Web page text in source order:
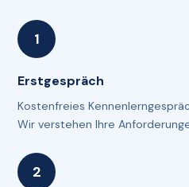
Erstgespräch
Kostenfreies
Wir verstehen Ihre